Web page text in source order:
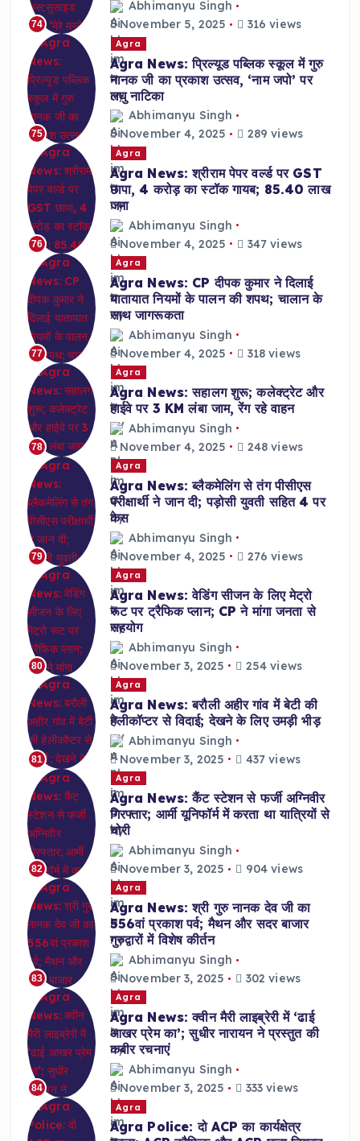
74
Abhimanyu Singh
November 5, 2025
316 views
75
Agra
Agra News: प्रिल्यूड पब्लिक स्कूल में गुरु
नानक जी का प्रकाश उत्सव, ‘नाम जपो’ पर
लघु नाटिका
Abhimanyu Singh
November 4, 2025
289 views
76
Agra
Agra News: श्रीराम पेपर वर्ल्ड पर GST
छापा, 4 करोड़ का स्टॉक गायब; 85.40 लाख
जमा
Abhimanyu Singh
November 4, 2025
347 views
77
Agra
Agra News: CP दीपक कुमार ने दिलाई
यातायात नियमों के पालन की शपथ; चालान के
साथ जागरूकता
Abhimanyu Singh
November 4, 2025
318 views
78
Agra
Agra News: सहालग शुरू; कलेक्ट्रेट और
हाईवे पर 3 KM लंबा जाम, रेंग रहे वाहन
Abhimanyu Singh
November 4, 2025
248 views
79
Agra
Agra News: ब्लैकमेलिंग से तंग पीसीएस
परीक्षार्थी ने जान दी; पड़ोसी युवती सहित 4 पर
केस
Abhimanyu Singh
November 4, 2025
276 views
80
Agra
Agra News: वेडिंग सीजन के लिए मेट्रो
रूट पर ट्रैफिक प्लान; CP ने मांगा जनता से
सहयोग
Abhimanyu Singh
November 3, 2025
254 views
81
Agra
Agra News: बरौली अहीर गांव में बेटी की
हेलीकॉप्टर से विदाई; देखने के लिए उमड़ी भीड़
Abhimanyu Singh
November 3, 2025
437 views
82
Agra
Agra News: कैंट स्टेशन से फर्जी अग्निवीर
गिरफ्तार; आर्मी यूनिफॉर्म में करता था यात्रियों से
चोरी
Abhimanyu Singh
November 3, 2025
904 views
83
Agra
Agra News: श्री गुरु नानक देव जी का
556वां प्रकाश पर्व; मैथन और सदर बाजार
गुरुद्वारों में विशेष कीर्तन
Abhimanyu Singh
November 3, 2025
302 views
84
Agra
Agra News: क्वीन मैरी लाइब्रेरी में ‘ढाई
आखर प्रेम का’; सुधीर नारायन ने प्रस्तुत की
कबीर रचनाएं
Abhimanyu Singh
November 3, 2025
333 views
Agra
Agra Police: दो ACP का कार्यक्षेत्र